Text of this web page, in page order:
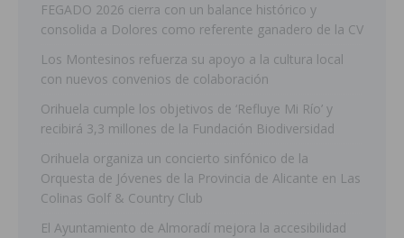
FEGADO 2026 cierra con un balance histórico y
consolida a Dolores como referente ganadero de la CV
Los Montesinos refuerza su apoyo a la cultura local
con nuevos convenios de colaboración
Orihuela cumple los objetivos de ‘Refluye Mi Río’ y
recibirá 3,3 millones de la Fundación Biodiversidad
Orihuela organiza un concierto sinfónico de la
Orquesta de Jóvenes de la Provincia de Alicante en Las
Colinas Golf & Country Club
El Ayuntamiento de Almoradí mejora la accesibilidad